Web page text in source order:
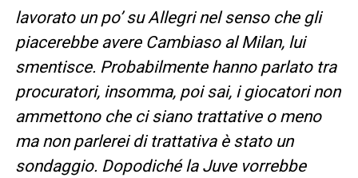
lavorato un po’ su Allegri nel senso che gli
piacerebbe avere Cambiaso al Milan, lui
smentisce. Probabilmente hanno parlato tra
procuratori, insomma, poi sai, i giocatori non
ammettono che ci siano trattative o meno
ma non parlerei di trattativa è stato un
sondaggio. Dopodiché la Juve vorrebbe